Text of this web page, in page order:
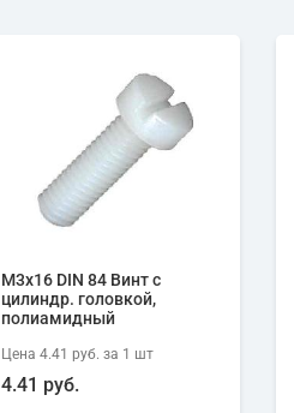
М3х16 DIN 84 Винт с
цилиндр. головкой,
полиамидный
Цена 4.41 руб. за 1 шт
4.41 руб.